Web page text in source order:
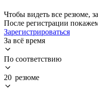
Чтобы видеть все резюме,
После регистрации
Зарегистрироваться
За всё время
По соответствию
20 резюме